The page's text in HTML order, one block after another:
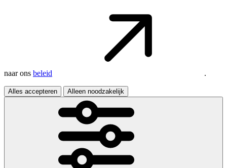
naar ons beleid .
Alles accepteren Alleen noodzakelijk